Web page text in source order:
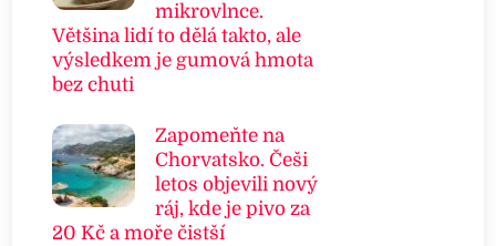
mikrovlnce.
Většina lidí to dělá takto, ale
výsledkem je gumová hmota
bez chuti
Zapomeňte na
Chorvatsko. Češi
letos objevili nový
ráj, kde je pivo za
20 Kč a moře čistší